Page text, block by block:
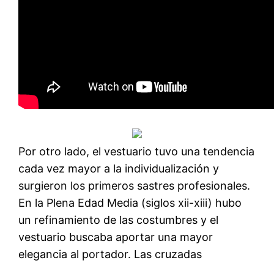
Por otro lado, el vestuario tuvo una tendencia
cada vez mayor a la individualización y
surgieron los primeros sastres profesionales.
En la Plena Edad Media (siglos xii-xiii) hubo
un refinamiento de las costumbres y el
vestuario buscaba aportar una mayor
elegancia al portador. Las cruzadas